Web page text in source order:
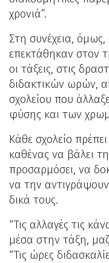
χρονιά”.
Στη συνέχεια, όμως,
επεκτάθηκαν στον
οι τάξεις, στις
διδακτικών ωρών,
σχολείου που
φύσης και των
Κάθε σχολείο
καθένας να βάλει
προσαρμόσει, να
να την
δικά τους.
“Τις αλλαγές τις
μέσα στην τάξη,
“Τις ώρες